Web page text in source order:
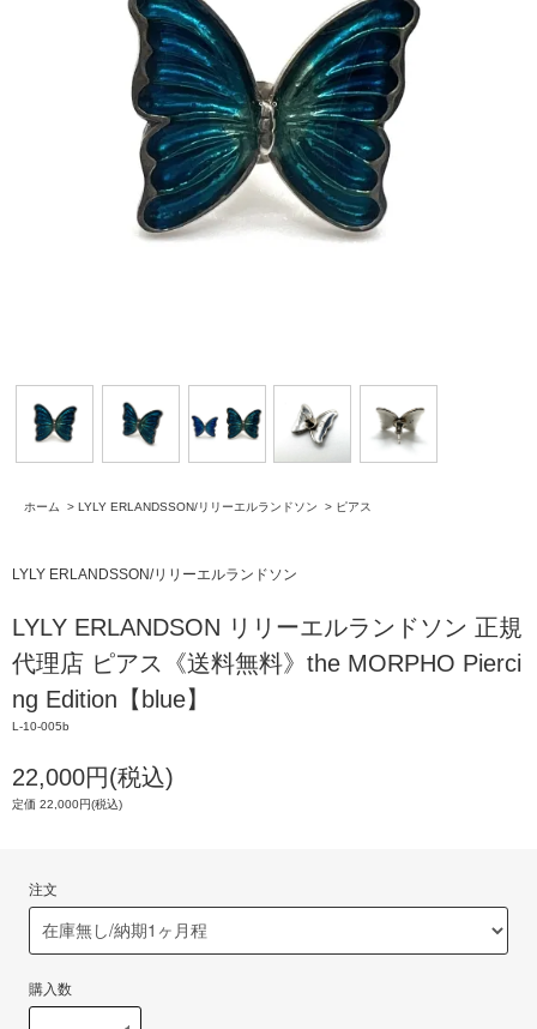
ホーム > LYLY ERLANDSSON/リリーエルランドソン > ピアス
LYLY ERLANDSSON/リリーエルランドソン
LYLY ERLANDSON リリーエルランドソン 正規
代理店 ピアス《送料無料》the MORPHO Pierci
ng Edition【blue】
L-10-005b
22,000円(税込)
定価 22,000円(税込)
注文
購入数